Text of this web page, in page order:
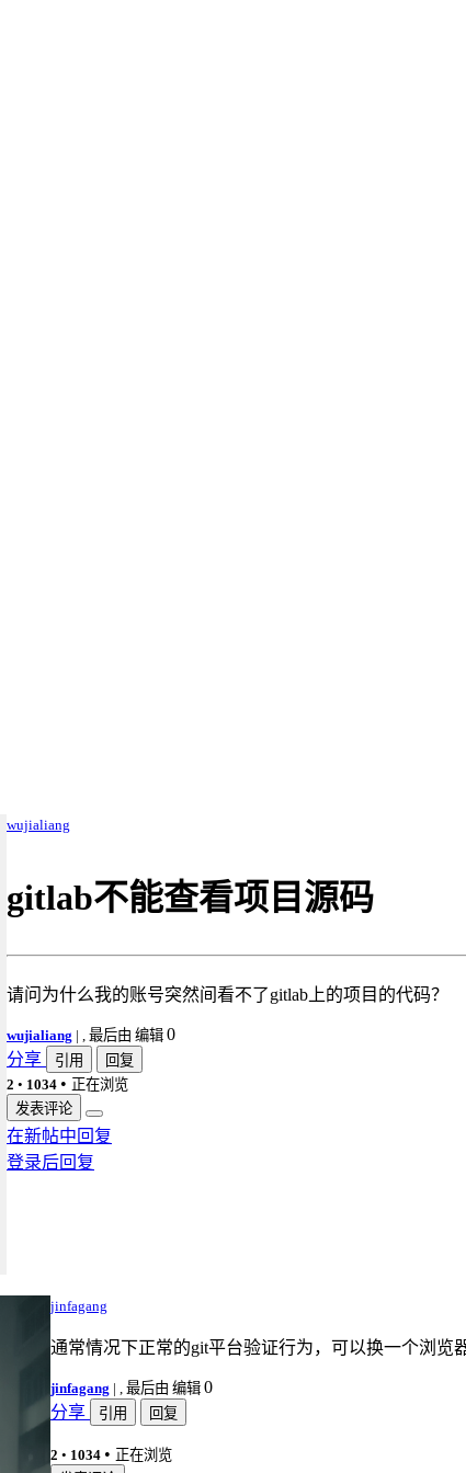
wujialiang
gitlab不能查看项目源码
请问为什么我的账号突然间看不了gitlab上的项目的代码？
wujialiang | , 最后由 编辑 0
分享
引用
回复
2 • 1034 • 正在浏览
发表评论
在新帖中回复
登录后回复
jinfagang
通常情况下正常的git平台验证行为，可以换一个浏
jinfagang | , 最后由 编辑 0
分享
引用 回复
2 • 1034 • 正在浏览